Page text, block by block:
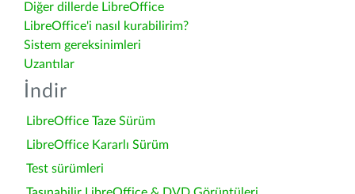
Diğer dillerde LibreOffice
LibreOffice'i nasıl kurabilirim?
Sistem gereksinimleri
Uzantılar
İndir
LibreOffice Taze Sürüm
LibreOffice Kararlı Sürüm
Test sürümleri